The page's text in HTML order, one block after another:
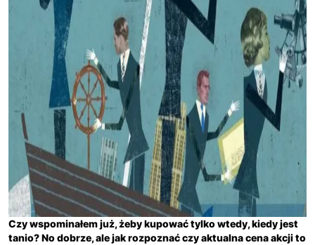
Czy wspominałem już, żeby kupować tylko wtedy, kiedy jest
tanio? No dobrze, ale jak rozpoznać czy aktualna cena akcji to